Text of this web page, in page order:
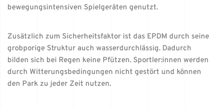
bewegungsintensiven Spielgeräten genutzt.
Zusätzlich zum Sicherheitsfaktor ist das EPDM durch seine
grobporige Struktur auch wasserdurchlässig. Dadurch
bilden sich bei Regen keine Pfützen. Sportler:innen werden
durch Witterungsbedingungen nicht gestört und können
den Park zu jeder Zeit nutzen.